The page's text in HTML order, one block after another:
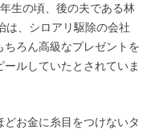
生の頃、後の夫である林
は、シロアリ駆除の会社
ろん高級なプレゼントを
ルしていたとされていま
お金に糸目をつけないタ